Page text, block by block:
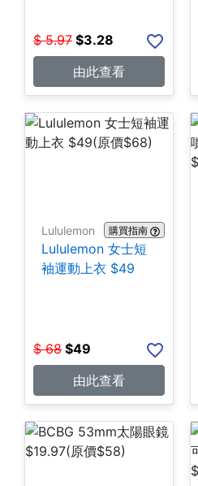
$ 5.97 $3.28
由此查看
Lululemon 購買指南
Lululemon 女士短
袖運動上衣 $49
$ 68 $49
由此查看